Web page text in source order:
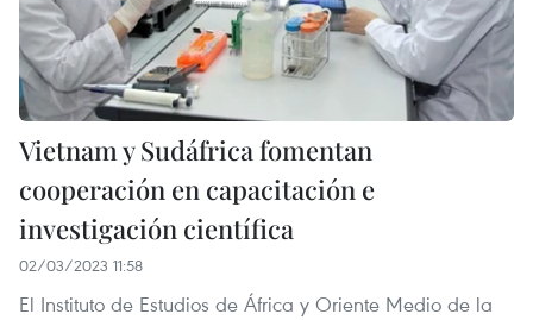
Vietnam y Sudáfrica fomentan
cooperación en capacitación e
investigación científica
02/03/2023 11:58
El Instituto de Estudios de África y Oriente Medio de la